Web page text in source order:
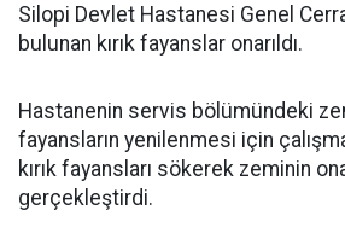
Silopi Devlet Hastanesi Genel
bulunan kırık fayanslar onarıldı.
Hastanenin servis bölümündeki
fayansların yenilenmesi için
kırık fayansları sökerek zeminin
gerçekleştirdi.